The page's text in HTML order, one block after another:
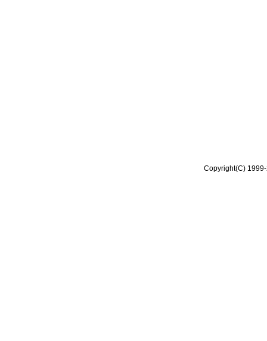
Copyright(C)